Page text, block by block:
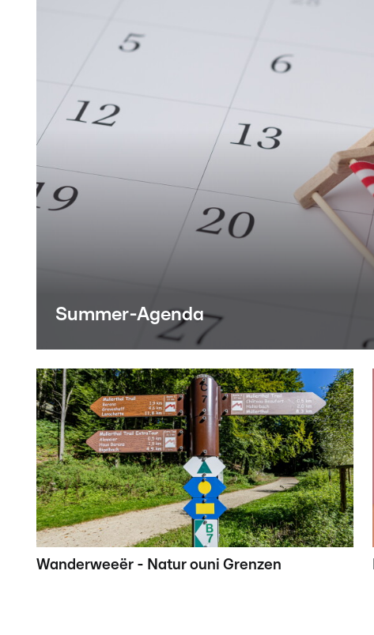
Summer-Agenda
Wanderweeër - Natur ouni Grenzen